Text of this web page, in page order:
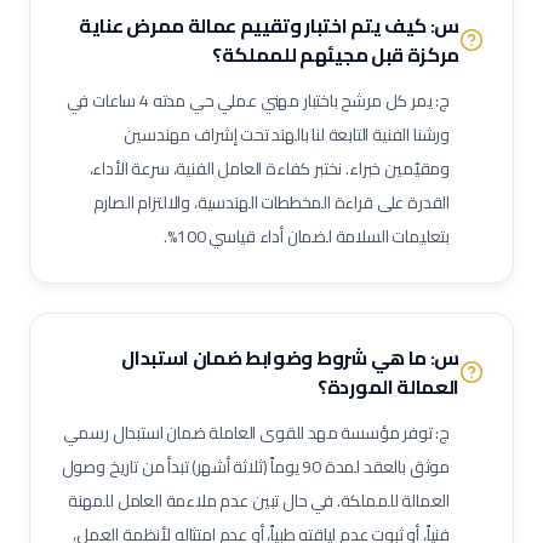
فني لوحات توزيع كهربائية
فني توصيل كابلات
فني إضاءة
فني تركيبات صحية
فني شبكات صرف صحي
مشغل محطة صرف صحي (STP)
فني مضخات
فني كمبروسرات
فني غلايات مياه
فني تبريد
فني عزل أنابيب وقنوات
فني أنظمة تحكم وآلات دقيقة
فني أنظمة تكييف متغير التدفق (VRF)
فني وحدات مناولة هواء (AHU)
فني وحدات ملف ومروحة (FCU)
فني أشعة مقطعية
فني رنين مغناطيسي
فني أسنان
أخصائي صحة فم وأسنان
فني بصريات / عيون
فني قسطرة وقلب
مساعد صيدلي
موظف استقبال طبي
مساعد تمريض جناح (Ward Boy)
س: كيف يتم اختبار وتقييم عمالةممرض عناية
مركزةقبل مجيئهم للمملكة؟
ج: يمر كل مرشح باختبار مهني عملي حي مدته 4 ساعات في
ورشنا الفنية التابعة لنا بالهند تحت إشراف مهندسين
ومقيّمين خبراء. نختبر كفاءة العامل الفنية، سرعة الأداء،
القدرة على قراءة المخططات الهندسية، والالتزام الصارم
بتعليمات السلامة لضمان أداء قياسي 100%.
س: ما هي شروط وضوابط ضمان استبدال
العمالة الموردة؟
ج: توفر مؤسسة مهد للقوى العاملة ضمان استبدال رسمي
موثق بالعقد لمدة 90 يوماً (ثلاثة أشهر) تبدأ من تاريخ وصول
العمالة للمملكة. في حال تبين عدم ملاءمة العامل للمهنة
فنياً، أو ثبوت عدم لياقته طبياً، أو عدم امتثاله لأنظمة العمل،